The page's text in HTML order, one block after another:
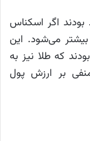
بودند اگر اسکناس
بیشتر می‌شود. این
که طلا نیز به
منفی بر ارزش پول